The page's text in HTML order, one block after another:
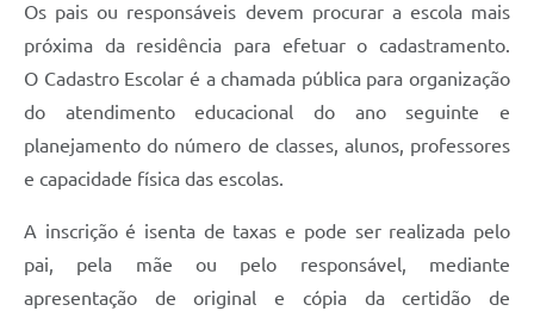
Os pais ou responsáveis devem procurar a escola mais
próxima da residência para efetuar o cadastramento.
O Cadastro Escolar é a chamada pública para organização
do atendimento educacional do ano seguinte e
planejamento do número de classes, alunos, professores
e capacidade física das escolas.
A inscrição é isenta de taxas e pode ser realizada pelo
pai, pela mãe ou pelo responsável, mediante
apresentação de original e cópia da certidão de